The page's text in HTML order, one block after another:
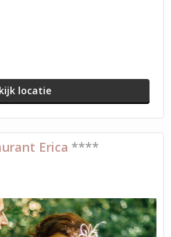
locatie
Erica ****